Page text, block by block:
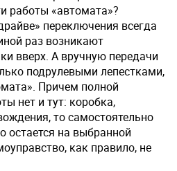
работы «автомата»?
переключения всегда
раз возникают
вверх. А вручную передачи
подрулевыми лепестками,
Причем полной
нет и тут: коробка,
то самостоятельно
остается на выбранной
как правило, не